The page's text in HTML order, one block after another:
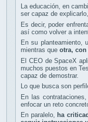
La educación, en
ser capaz de
Es decir, poder
así como volver a
En su planteamiento,
mientras que otra, con
El CEO de SpaceX
muchos puestos en
capaz de demostrar.
Lo que busca son
En las
enfocar un reto
En paralelo, ha